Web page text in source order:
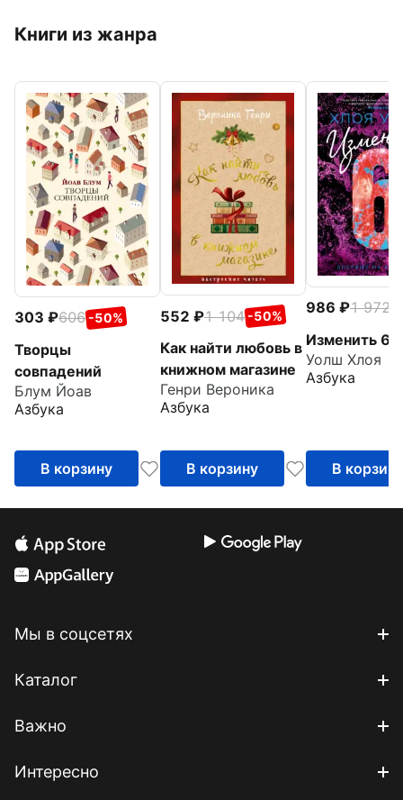
Книги из жанра
303 606 -50%
Творцы
совпадений
Блум Йоав
Азбука
В корзину
552 1 104 -50%
Как найти любовь в
книжном магазине
Генри Вероника
Азбука
В корзину
986 1 972
Изменить 6-
Уолш Хлоя
Азбука
В корзину
Мы в соцсетях
Каталог
Важно
Интересно